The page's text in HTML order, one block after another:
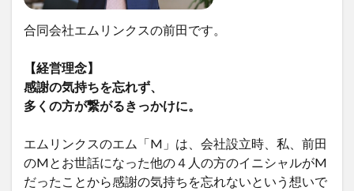
合同会社エムリンクスの前田です。
【経営理念】
感謝の気持ちを忘れず、
多くの方が繋がるきっかけに。
エムリンクスのエム「M」は、会社設立時、私、前田
のMとお世話になった他の４人の方のイニシャルがM
だったことから感謝の気持ちを忘れないという想いで